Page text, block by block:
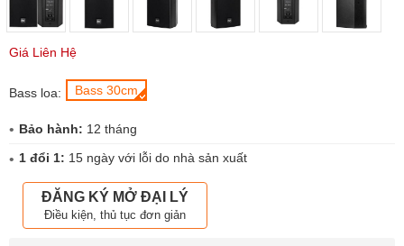
Giá Liên Hệ
Bass loa: Bass 30cm
Bảo hành: 12 tháng
1 đổi 1: 15 ngày với lỗi do nhà sản xuất
ĐĂNG KÝ MỞ ĐẠI LÝ
Điều kiện, thủ tục đơn giản